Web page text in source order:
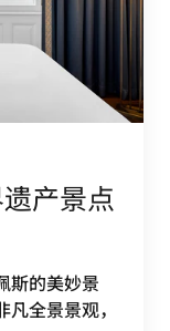
产景点
斯的美妙景
全景景观，